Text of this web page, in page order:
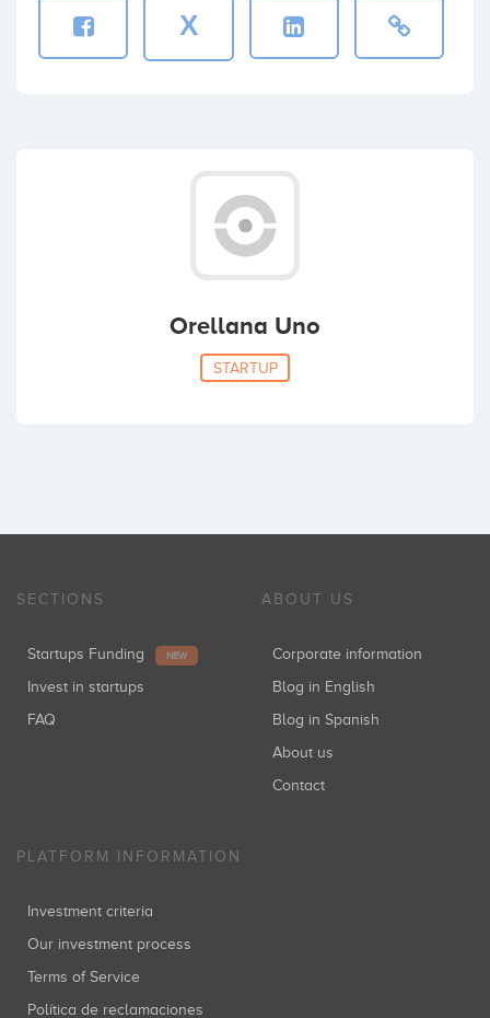
X
Orellana Uno
STARTUP
SECTIONS
Startups Funding NEW
Invest in startups
FAQ
ABOUT US
Corporate information
Blog in English
Blog in Spanish
About us
Contact
PLATFORM INFORMATION
Investment criteria
Our investment process
Terms of Service
Política de reclamaciones